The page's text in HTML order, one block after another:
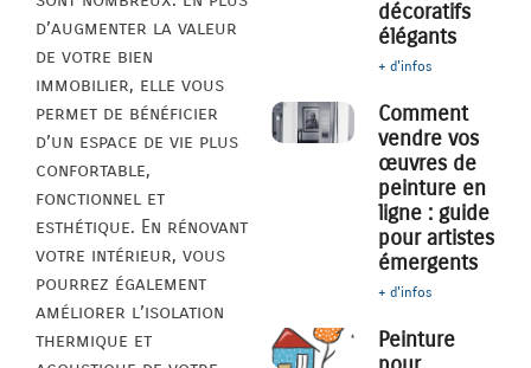
d’augmenter la valeur
de votre bien
immobilier, elle vous
permet de bénéficier
d’un espace de vie plus
confortable,
fonctionnel et
esthétique. En rénovant
votre intérieur, vous
pourrez également
améliorer l’isolation
thermique et
décoratifs
élégants
+ d'infos
Comment
vendre vos
œuvres de
peinture en
ligne : guide
pour artistes
émergents
+ d'infos
Peinture